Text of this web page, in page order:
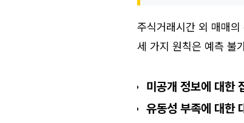
주식거래시간 외 매매
세 가지 원칙은 예측 불
미공개 정보에 대한
유동성 부족에 대한